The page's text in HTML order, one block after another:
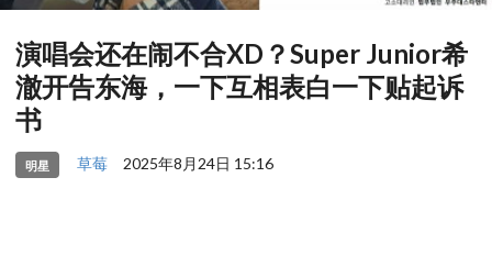
演唱会还在闹不合XD？Super Junior希
澈开告东海，一下互相表白一下贴起诉
书
明星 草莓 2025年8月24日 15:16